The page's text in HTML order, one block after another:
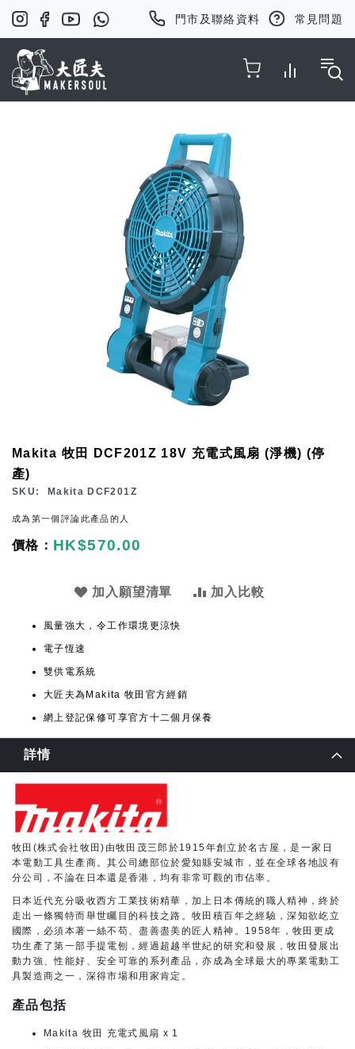
門市及聯絡資料 常見問題
Makita 牧田 DCF201Z 18V 充電式風扇 (淨機) (停
產)
SKU Makita DCF201Z
成為第一個評論此產品的人
HK$570.00
加入願望清單 加入比較
風量強大，令工作環境更涼快
電子恆速
雙供電系統
大匠夫為Makita 牧田官方經銷
網上登記保修可享官方十二個月保養
the
of
the
詳情
牧田(株式会社牧田)由牧田茂三郎於1915年創立於名古屋，是一家日
本電動工具生產商。其公司總部位於愛知縣安城市，並在全球各地設有
分公司，不論在日本還是香港，均有非常可觀的市佔率。
日本近代充分吸收西方工業技術精華，加上日本傳統的職人精神，終於
走出一條獨特而舉世矚目的科技之路。牧田積百年之經驗，深知欲屹立
國際，必須本著一絲不苟、盡善盡美的匠人精神。1958年，牧田更成
功生產了第一部手提電刨，經過超越半世紀的研究和發展，牧田發展出
動力強、性能好、安全可靠的系列產品，亦成為全球最大的專業電動工
具製造商之一，深得市場和用家肯定。
產品包括
Makita 牧田 充電式風扇 x 1